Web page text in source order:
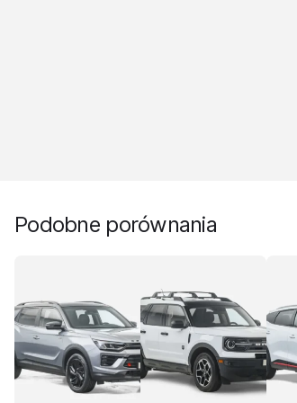
Podobne porównania